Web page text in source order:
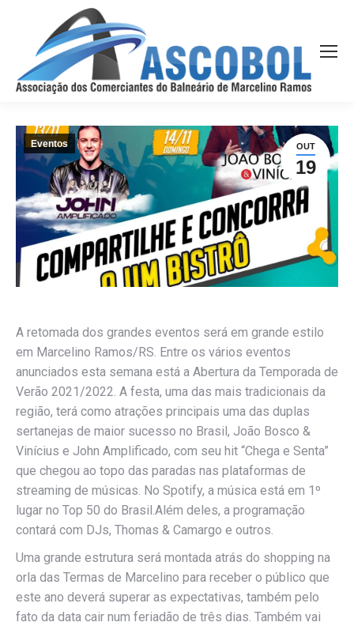
OUT
19
Eventos
A retomada dos grandes eventos será em grande estilo
em Marcelino Ramos/RS. Entre os vários eventos
anunciados esta semana está a Abertura da Temporada de
Verão 2021/2022. A festa, uma das mais tradicionais da
região, terá como atrações principais uma das duplas
sertanejas de maior sucesso no Brasil, João Bosco &
Vinícius e John Amplificado, com seu hit “Chega e Senta”
que chegou ao topo das paradas nas plataformas de
streaming de músicas. No Spotify, a música está em 1º
lugar no Top 50 do Brasil.Além deles, a programação
contará com DJs, Thomas & Camargo e outros.
Uma grande estrutura será montada atrás do shopping na
orla das Termas de Marcelino para receber o público que
este ano deverá superar as expectativas, também pelo
fato da data cair num feriadão de três dias. Também vai